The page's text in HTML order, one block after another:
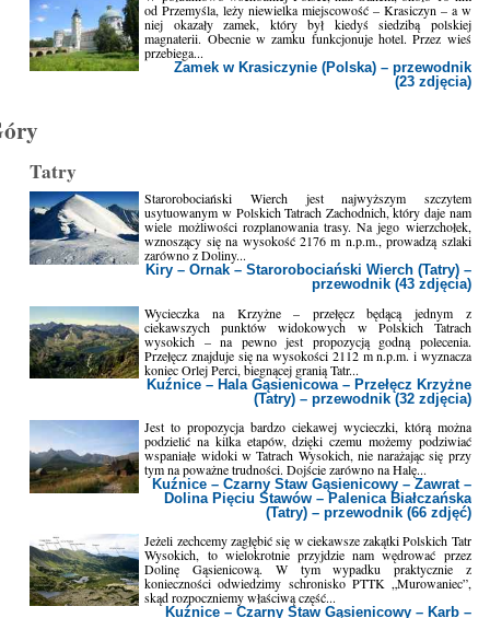
od Przemyśla, leży niewielka miejscowość – Krasiczyn – a w
niej okazały zamek, który był kiedyś siedzibą polskiej
magnaterii. Obecnie w zamku funkcjonuje hotel. Przez wieś
przebiega...
Zamek w Krasiczynie (Polska) – przewodnik
(23 zdjęcia)
Tatry
Starorobociański Wierch jest najwyższym szczytem
usytuowanym w Polskich Tatrach Zachodnich, który daje nam
wiele możliwości rozplanowania trasy. Na jego wierzchołek,
wznoszący się na wysokość 2176 m n.p.m., prowadzą szlaki
zarówno z Doliny...
Kiry – Ornak – Starorobociański Wierch (Tatry) –
przewodnik (43 zdjęcia)
Wycieczka na Krzyżne – przełęcz będącą jednym z
ciekawszych punktów widokowych w Polskich Tatrach
wysokich – na pewno jest propozycją godną polecenia.
Przełęcz znajduje się na wysokości 2112 m n.p.m. i wyznacza
koniec Orlej Perci, biegnącej granią Tatr...
Kuźnice – Hala Gąsienicowa – Przełęcz Krzyżne
(Tatry) – przewodnik (32 zdjęcia)
Jest to propozycja bardzo ciekawej wycieczki, którą można
podzielić na kilka etapów, dzięki czemu możemy podziwiać
wspaniałe widoki w Tatrach Wysokich, nie narażając się przy
tym na poważne trudności. Dojście zarówno na Halę...
Kuźnice – Czarny Staw Gąsienicowy – Zawrat –
Dolina Pięciu Stawów – Palenica Białczańska
(Tatry) – przewodnik (66 zdjęć)
Jeżeli zechcemy zagłębić się w ciekawsze zakątki Polskich Tatr
Wysokich, to wielokrotnie przyjdzie nam wędrować przez
Dolinę Gąsienicową. W tym wypadku praktycznie z
konieczności odwiedzimy schronisko PTTK „Murowaniec”,
skąd rozpoczniemy właściwą część...
Kuźnice – Czarny Staw Gąsienicowy – Karb –